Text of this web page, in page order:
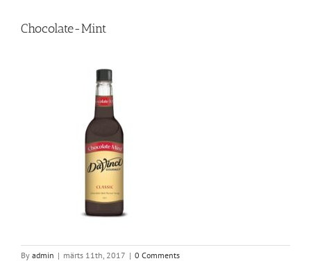
Chocolate-Mint
By admin | märts 11th, 2017 | 0 Comments